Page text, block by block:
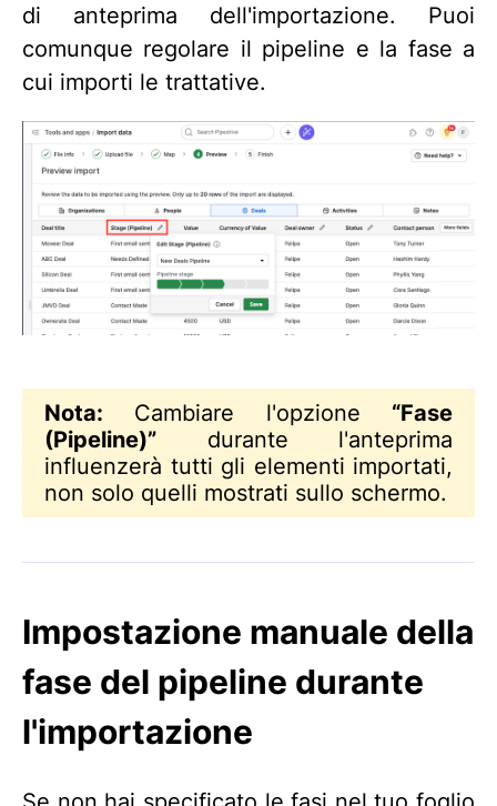
di anteprima dell'importazione. Puoi
comunque regolare il pipeline e la fase a
cui importi le trattative.
Nota: Cambiare l'opzione “Fase
(Pipeline)” durante l'anteprima
influenzerà tutti gli elementi importati,
non solo quelli mostrati sullo schermo.
Impostazione manuale della
fase del pipeline durante
l'importazione